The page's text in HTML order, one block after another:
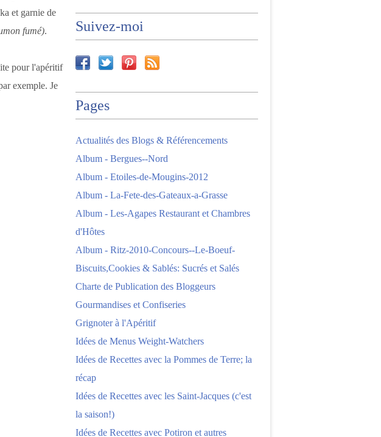
et garnie de
fumé).
pour l'apéritif
exemple. Je
Suivez-moi
Pages
Actualités des Blogs & Référencements
Album - Bergues--Nord
Album - Etoiles-de-Mougins-2012
Album - La-Fete-des-Gateaux-a-Grasse
Album - Les-Agapes Restaurant et Chambres
d'Hôtes
Album - Ritz-2010-Concours--Le-Boeuf-
Biscuits,Cookies & Sablés: Sucrés et Salés
Charte de Publication des Bloggeurs
Gourmandises et Confiseries
Grignoter à l'Apéritif
Idées de Menus Weight-Watchers
Idées de Recettes avec la Pommes de Terre; la
récap
Idées de Recettes avec les Saint-Jacques (c'est
la saison!)
Idées de Recettes avec Potiron et autres